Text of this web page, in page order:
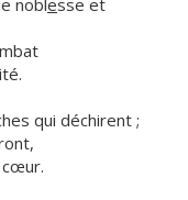
noblesse et
qui déchirent ;
cœur.